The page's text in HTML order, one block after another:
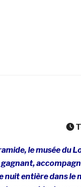
le musée du
nuit entière dans le